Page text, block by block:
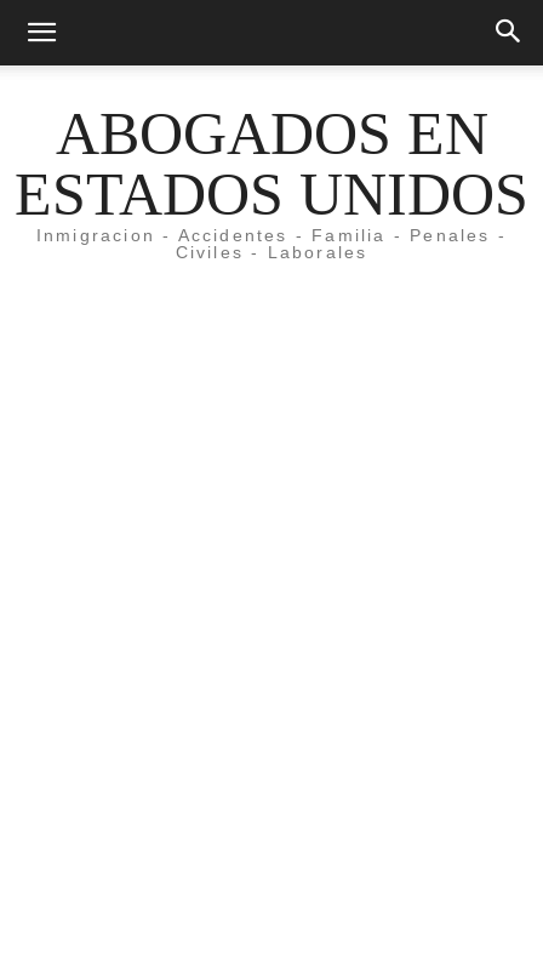
ABOGADOS EN
ESTADOS UNIDOS
Inmigracion - Accidentes - Familia - Penales -
Civiles - Laborales